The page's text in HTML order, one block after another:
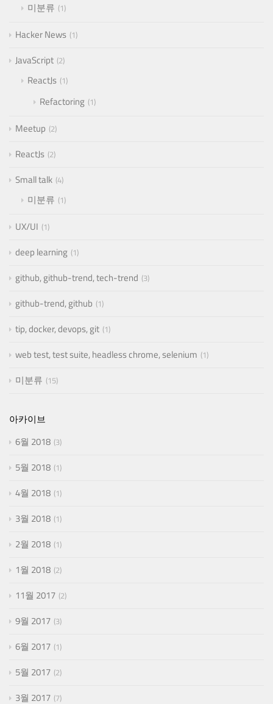
미분류 1
Hacker News 1
JavaScript 2
ReactJs 1
Refactoring 1
Meetup 2
ReactJs 2
Small talk 4
미분류 1
UX/UI 1
deep learning 1
github, github-trend, tech-trend 3
github-trend, github 1
tip, docker, devops, git 1
web test, test suite, headless chrome, selenium 1
미분류 15
아카이브
6월 2018 3
5월 2018 1
4월 2018 1
3월 2018 1
2월 2018 1
1월 2018 2
11월 2017 2
9월 2017 3
6월 2017 1
5월 2017 2
3월 2017 7